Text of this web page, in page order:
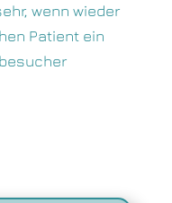
wenn wieder
Patient ein